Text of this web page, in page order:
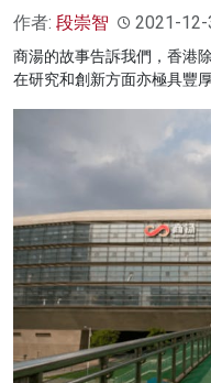
作者: 段崇智 2021-12-
商湯的故事告訴我們，香港
在研究和創新方面亦極具豐